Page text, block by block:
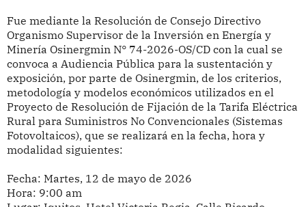
Fue mediante la Resolución de Consejo Directivo
Organismo Supervisor de la Inversión en Energía y
Minería Osinergmin N° 74-2026-OS/CD con la cual se
convoca a Audiencia Pública para la sustentación y
exposición, por parte de Osinergmin, de los criterios,
metodología y modelos económicos utilizados en el
Proyecto de Resolución de Fijación de la Tarifa Eléctrica
Rural para Suministros No Convencionales (Sistemas
Fotovoltaicos), que se realizará en la fecha, hora y
modalidad siguientes:
Fecha: Martes, 12 de mayo de 2026
Hora: 9:00 am